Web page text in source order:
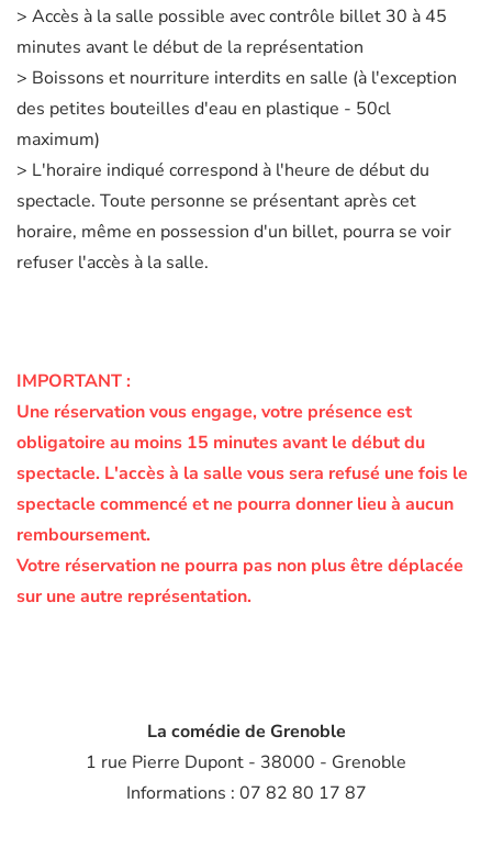
> Accès à la salle possible avec contrôle billet 30 à 45
minutes avant le début de la représentation
> Boissons et nourriture interdits en salle (à l'exception
des petites bouteilles d'eau en plastique - 50cl
maximum)
> L'horaire indiqué correspond à l'heure de début du
spectacle. Toute personne se présentant après cet
horaire, même en possession d'un billet, pourra se voir
refuser l'accès à la salle.
IMPORTANT :
Une réservation vous engage, votre présence est
obligatoire au moins 15 minutes avant le début du
spectacle. L'accès à la salle vous sera refusé une fois le
spectacle commencé et ne pourra donner lieu à aucun
remboursement.
Votre réservation ne pourra pas non plus être déplacée
sur une autre représentation.
La comédie de Grenoble
1 rue Pierre Dupont - 38000 - Grenoble
Informations : 07 82 80 17 87